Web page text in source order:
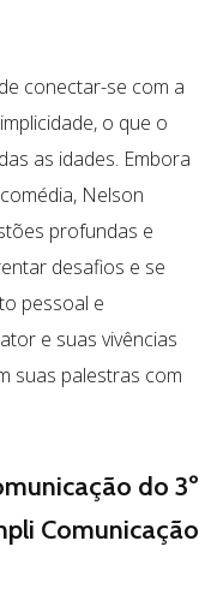
conectar-se com a
o que o
as idades. Embora
Nelson
profundas e
desafios e se
pessoal e
e suas vivências
suas palestras com
do 3º
Comunicação